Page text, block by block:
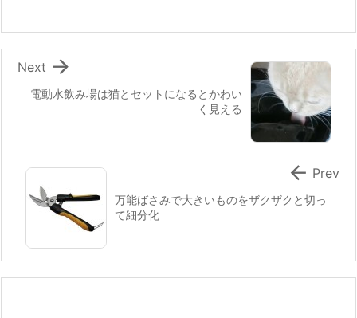
電動水飲み場は猫とセットになるとかわい
く見える

Next
万能ばさみで大きいものをザクザクと切っ
て細分化
 Prev